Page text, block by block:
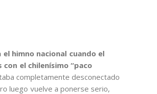
himno nacional cuando el
el chilenísimo “paco
completamente desconectado
luego vuelve a ponerse serio,